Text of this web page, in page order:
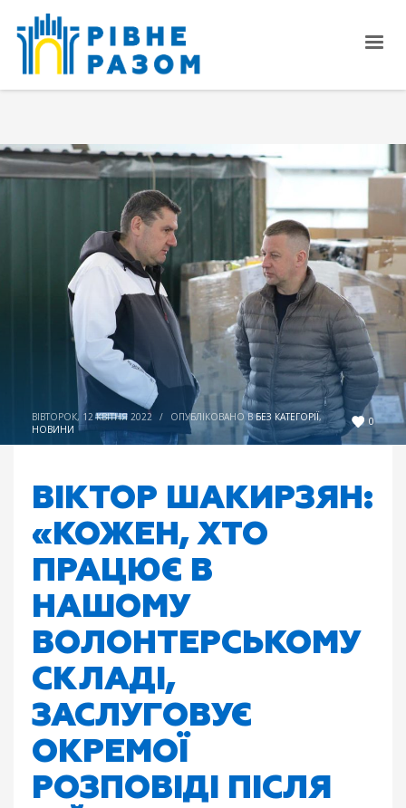
0
ВІВТОРОК, 12 КВІТНЯ 2022 / ОПУБЛІКОВАНО ВБЕЗ КАТЕГОРІЇ,
НОВИНИ
ВІКТОР ШАКИРЗЯН:
«КОЖЕН, ХТО
ПРАЦЮЄ В
НАШОМУ
ВОЛОНТЕРСЬКОМУ
СКЛАДІ,
ЗАСЛУГОВУЄ
ОКРЕМОЇ
РОЗПОВІДІ ПІСЛЯ